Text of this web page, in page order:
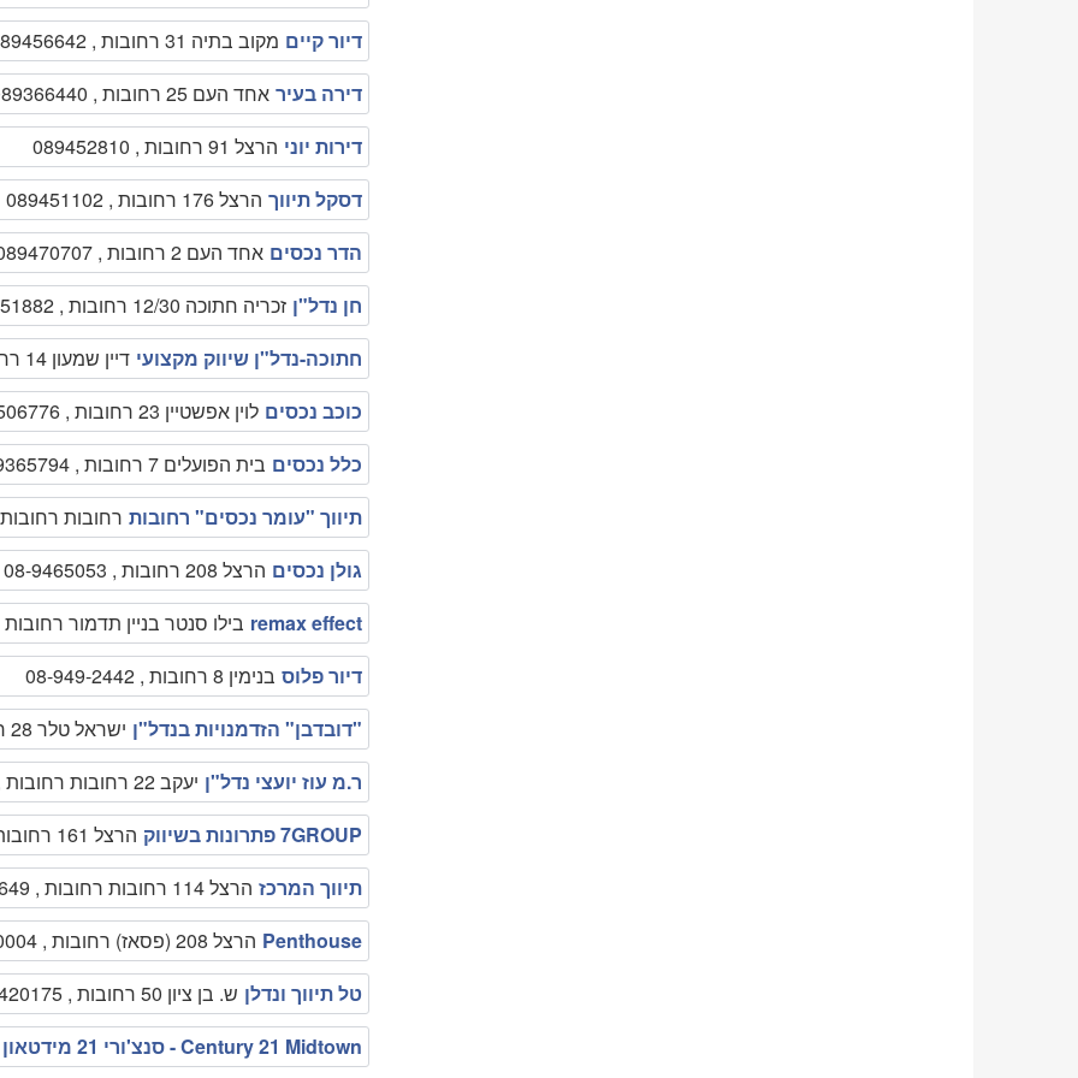
דיור קיים מקוב בתיה 31 רחובות , 089456642
דירה בעיר אחד העם 25 רחובות , 089366440
דירות יוני הרצל 91 רחובות , 089452810
דסקל תיווך הרצל 176 רחובות , 089451102
הדר נכסים אחד העם 2 רחובות , 089470707
חן נדל"ן זכריה חתוכה 12/30 רחובות , 0505651882
חתוכה-נדל"ן שיווק מקצועי דיין שמעון 14 רחובות , 0545552313
כוכב נכסים לוין אפשטיין 23 רחובות , 0522506776
כלל נכסים בית הפועלים 7 רחובות , 089365794
תיווך "עומר נכסים" רחובות רחובות רחובות ,
גולן נכסים הרצל 208 רחובות , 08-9465053
remax effect בילו סנטר בניין תדמור רחובות ,
דיור פלוס בנימין 8 רחובות , 08-949-2442
"דובדבן" הזדמנויות בנדל"ן ישראל טלר 28 רחובות רחובות , 08-9462555
ר.מ עוז יועצי נדל"ן יעקב 22 רחובות רחובות , 089353000
7GROUP פתרונות בשיווק
הרצל 161 רחובות , 0775450547
תיווך המרכז הרצל 114 רחובות רחובות , 08-9453649
Penthouse הרצל 208 (פסאז) רחובות , 0504770004
טל תיווך ונדלן ש. בן ציון 50 רחובות , 0775420175
Century 21 Midtown - סנצ'ורי 21 מידטאון